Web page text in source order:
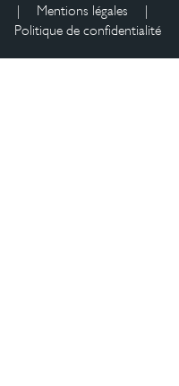
| Mentions légales
|
Politique de confidentialité